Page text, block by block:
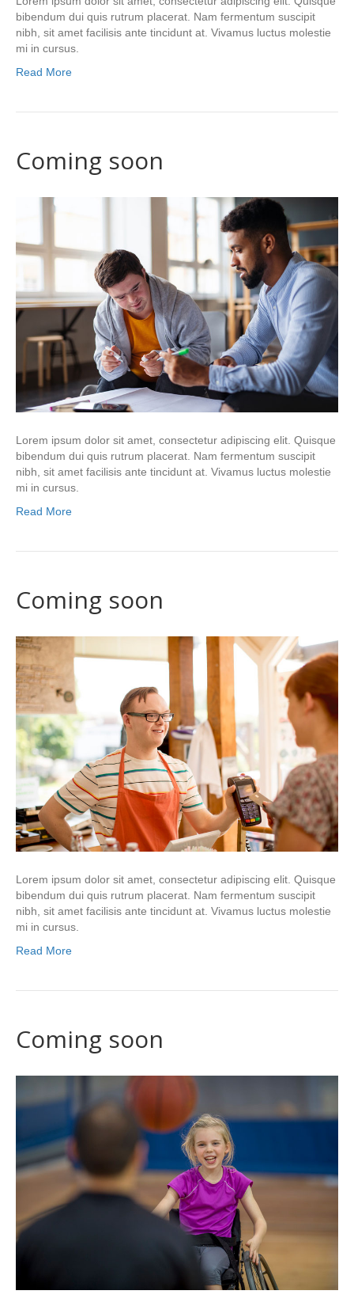
bibendum dui quis rutrum placerat. Nam fermentum suscipit
nibh, sit amet facilisis ante tincidunt at. Vivamus luctus molestie
mi in cursus.
Read More
Coming soon
Lorem ipsum dolor sit amet, consectetur adipiscing elit. Quisque
bibendum dui quis rutrum placerat. Nam fermentum suscipit
nibh, sit amet facilisis ante tincidunt at. Vivamus luctus molestie
mi in cursus.
Read More
Coming soon
Lorem ipsum dolor sit amet, consectetur adipiscing elit. Quisque
bibendum dui quis rutrum placerat. Nam fermentum suscipit
nibh, sit amet facilisis ante tincidunt at. Vivamus luctus molestie
mi in cursus.
Read More
Coming soon